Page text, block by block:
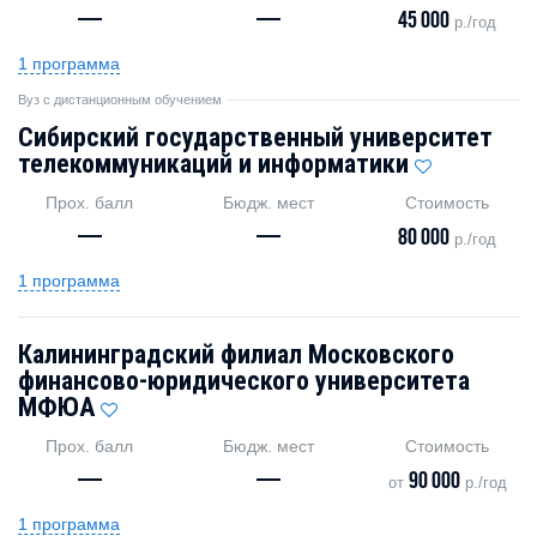
— — 45 000 р./год
1 программа
Вуз с дистанционным обучением
Сибирский государственный университет
телекоммуникаций и информатики
Прох. балл
—
Бюдж. мест
—
Стоимость
80 000 р./год
1 программа
Калининградский филиал Московского
финансово-юридического университета
МФЮА
Прох. балл
—
Бюдж. мест
—
Стоимость
от 90 000р./год
1 программа